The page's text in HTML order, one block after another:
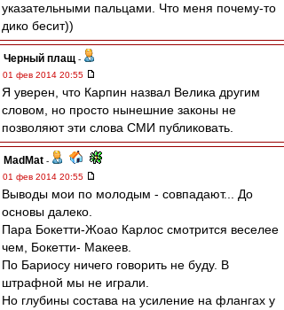
указательными пальцами. Что меня почему-то
дико бесит))
Черный плащ -
01 фев 2014 20:55
Я уверен, что Карпин назвал Велика другим
словом, но просто нынешние законы не
позволяют эти слова СМИ публиковать.
MadMat -
01 фев 2014 20:55
Выводы мои по молодым - совпадают... До
основы далеко.
Пара Бокетти-Жоао Карлос смотрится веселее
чем, Бокетти- Макеев.
По Бариосу ничего говорить не буду. В
штрафной мы не играли.
Но глубины состава на усиление на флангах у